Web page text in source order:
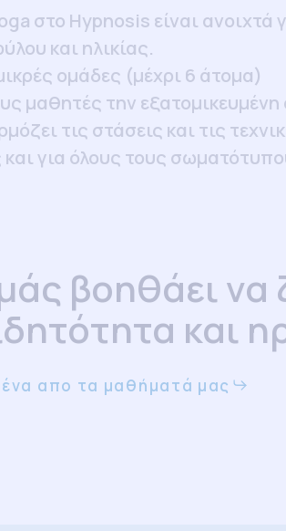
στο Ηypnosis είναι ανοιχτά
και ηλικίας.
ομάδες (μέχρι 6 άτομα)
μαθητές την
τις στάσεις και τις
και για όλους τους
βοηθάει να
και
απο τα μαθήματά μας